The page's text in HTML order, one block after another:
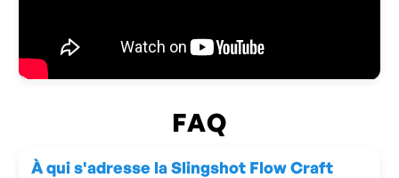
FAQ
À qui s'adresse la Slingshot Flow Craft